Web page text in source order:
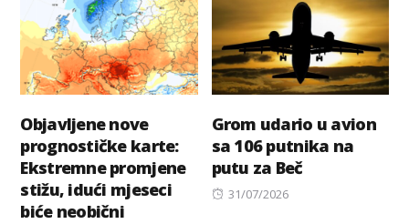
Objavljene nove
prognostičke karte:
Ekstremne promjene
stižu, idući mjeseci
biće neobični
Grom udario u avion
sa 106 putnika na
putu za Beč
Posted
31/07/2026